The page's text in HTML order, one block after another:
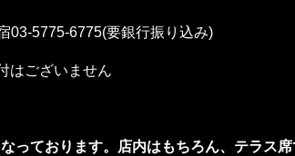
5775-6775(要銀行振り込み)
はございません
っております。店内はもちろん、テラス